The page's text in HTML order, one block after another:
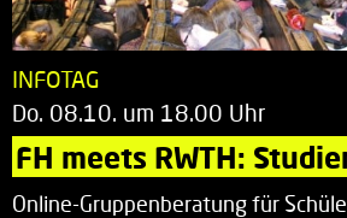
INFOTAG
Do. 08.10. um 18.00 Uhr
FH meets RWTH:
Online-Gruppenberatung für